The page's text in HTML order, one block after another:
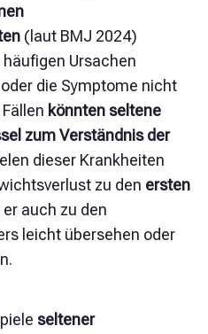
(laut BMJ 2024)
Ursachen
die Symptome nicht
könnten seltene
zum Verständnis der
dieser Krankheiten
zu den ersten
auch zu den
leicht übersehen oder
seltener